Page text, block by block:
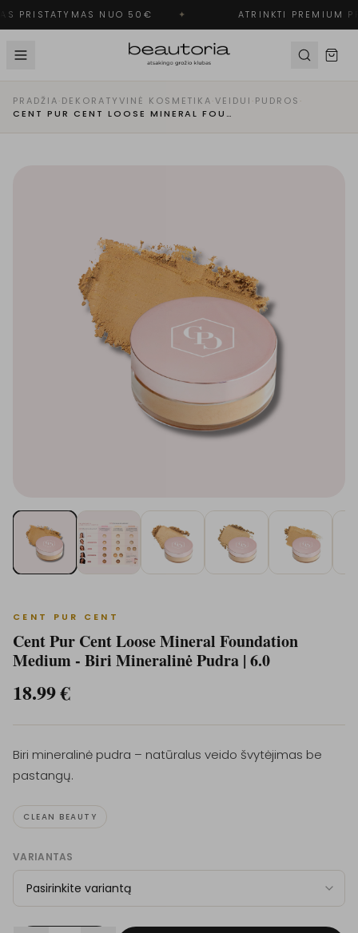
PRISTATYMAS NUO 50€ ✦ ATRINKTI PREMIUM
PRADŽIA·DEKORATYVINĖ KOSMETIKA·VEIDUI ·PUDROS ·
CENT PUR CENT LOOSE MINERAL FOUNDATION MEDIUM - BIRI MINERALINĖ PUDRA | 6.0
CENT PUR CENT
Cent Pur Cent Loose Mineral Foundation
Medium - Biri Mineralinė Pudra | 6.0
18.99€
Biri mineralinė pudra – natūralus veido švytėjimas be
pastangų.
CLEAN BEAUTY
VARIANTAS